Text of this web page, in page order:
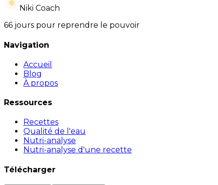
Niki Coach
66 jours pour reprendre le pouvoir
Navigation
Accueil
Blog
À propos
Ressources
Recettes
Qualité de l'eau
Nutri-analyse
Nutri-analyse d'une recette
Télécharger